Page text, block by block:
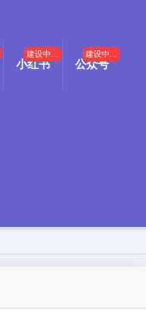
小红书
建设中...
公众号
建设中...